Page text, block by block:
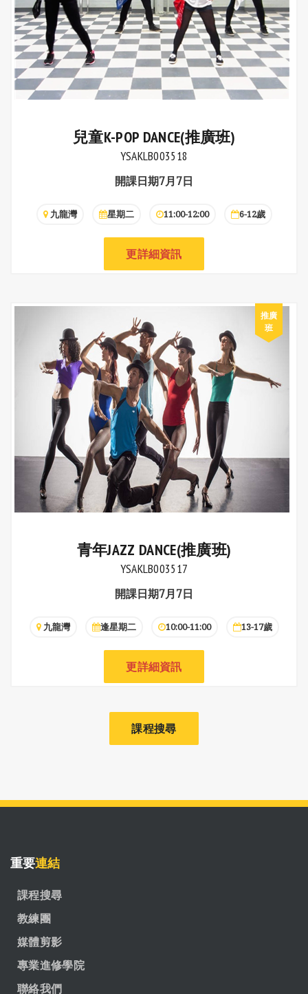
兒童K-POP DANCE(推廣班)
YSAKLB003518
開課日期7月7日
九龍灣 星期二 11:00-12:00 6-12歲
更詳細資訊
青年JAZZ DANCE(推廣班)
YSAKLB003517
開課日期7月7日
九龍灣 逢星期二 10:00-11:00 13-17歲
更詳細資訊
課程搜尋
重要連結
課程搜尋
教練團
媒體剪影
專業進修學院
聯絡我們